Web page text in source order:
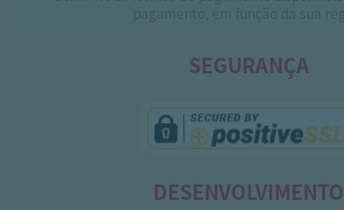
SEGURANÇA
DESENVOLVIMENTO